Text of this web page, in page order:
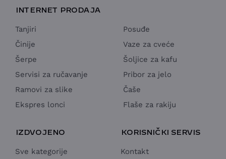
INTERNET PRODAJA
Tanjiri
Činije
Šerpe
Servisi za ručavanje
Ramovi za slike
Ekspres lonci
Posuđe
Vaze za cveće
Šoljice za kafu
Pribor za jelo
Čaše
Flaše za rakiju
IZDVOJENO
Sve kategorije
KORISNIČKI SERVIS
Kontakt